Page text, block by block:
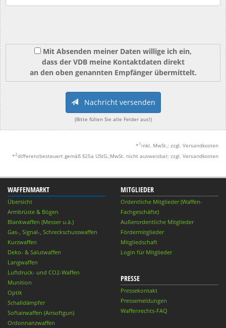
Mit Absenden meiner Daten willige ich ein,
dass der VDB meine Kontaktdaten direkt
an den oben genannten Empfänger übermittelt.
Nachricht versenden
(Bitte füllen Sie alle Felder aus!)
* 1 inkl. MwSt.; zzgl. Versandkosten
*2differenzbesteuert gemäß §25a UStG.;MwSt. nicht ausweisbar; zzgl. Versandkosten
WAFFENMARKT
Übersicht
Armbrüste & Bögen
Blankwaffen (Messer u.ä.)
Gas-, Signal-, Schreckschusswaffen
Kurzwaffen
Deko- & Salutwaffen
Langwaffen
Luftdruck- und CO2-Waffen
Munition
Optik
Schalldämpfer
Softairwaffen (Airsoftgun)
Ordonnanzwaffen
MITGLIEDER
Ordentliche Mitglieder (Waffen-
Fachgeschäfte)
Außerordentliche Mitglieder
Fördermitglieder
Mitgliedschaft
Login für Mitglieder
PRESSE
Pressekontakt
Pressemeldungen
Waffenrechts-FAQ